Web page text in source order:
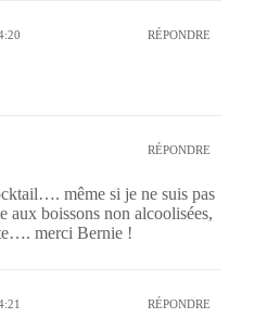
RÉPONDRE
RÉPONDRE
même si je ne suis pas
aux boissons non alcoolisées,
merci Bernie !
RÉPONDRE